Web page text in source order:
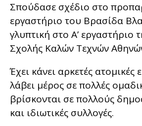
Σπούδασε σχέδιο στο
εργαστήριο του Βρασίδα
γλυπτική στο Α’ εργαστήριο
Σχολής Καλών Τεχνών
Έχει κάνει αρκετές ατομικές
λάβει μέρος σε πολλές
βρίσκονται σε πολλούς
και ιδιωτικές συλλογές.